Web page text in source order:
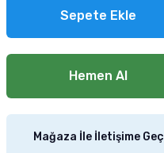
Sepete Ekle
Hemen Al
Mağaza İle İletişime Geç